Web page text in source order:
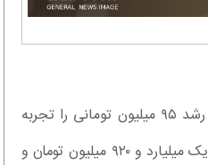
هایما S5 پرو و کی‌ام‌سی J7 رشد ۹۵ میلیون تومانی را تجربه
کردند تا به ترتیب با نرخ‌های یک میلیارد و ۹۲۰ میلیون تومان و